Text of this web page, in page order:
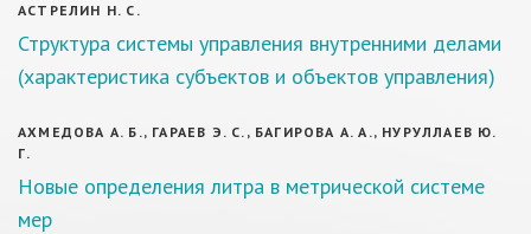
АСТРЕЛИН Н. С.
Структура системы управления внутренними делами
(характеристика субъектов и объектов управления)
АХМЕДОВА А. Б., ГАРАЕВ Э. С., БАГИРОВА А. A., НУРУЛЛАЕВ Ю.
Г.
Новые определения литра в метрической системе
мер